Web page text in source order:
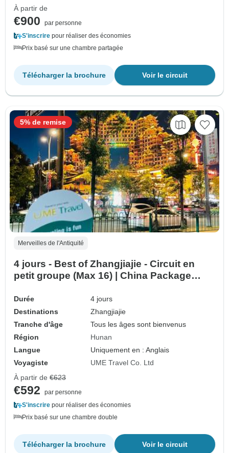
À partir de
€900
par personne
S'inscrire pour réaliser des économies
Prix basé sur une chambre partagée
Voir le circuit
Télécharger la brochure
Merveilles de l'Antiquité
4 jours - Best of Zhangjiajie - Circuit en
petit groupe (Max 16) | China Package
Durée
4 jours
Destinations
Zhangjiajie
Tranche d'âge
Tous les âges sont bienvenus
Région
Hunan
Langue
Uniquement en : Anglais
Voyagiste
UME Travel Co. Ltd
5% de remise
À partir de €623
€592
par personne
S'inscrire pour réaliser des économies
Prix basé sur une chambre double
Voir le circuit
Télécharger la brochure